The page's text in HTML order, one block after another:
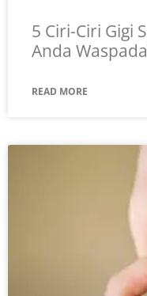
5 Ciri-Ciri Gigi
Anda
READ MORE